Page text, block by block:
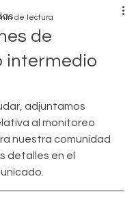
de
intermedio
de lectura
adjuntamos
al monitoreo
nuestra comunidad
detalles en el